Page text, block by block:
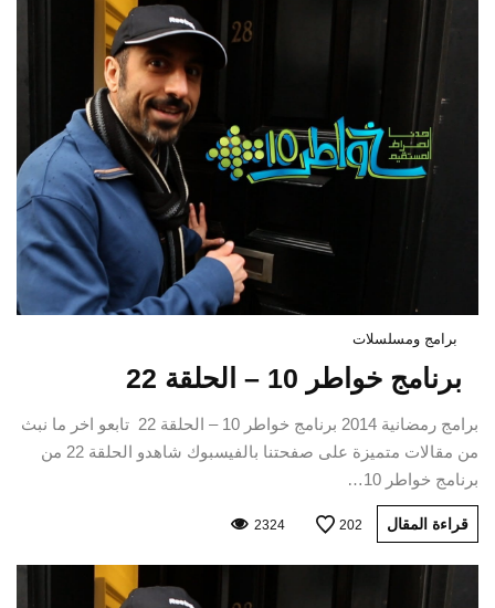
برامج ومسلسلات
برنامج خواطر 10 – الحلقة 22
برامج رمضانية 2014 برنامج خواطر 10 – الحلقة 22 تابعو اخر ما نبث
من مقالات متميزة على صفحتنا بالفيسبوك شاهدو الحلقة 22 من
برنامج خواطر 10…
قراءة المقال 202
2324